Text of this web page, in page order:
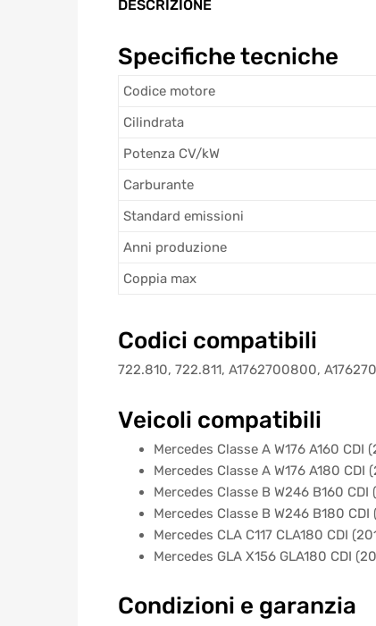
DESCRIZIONE
Specifiche tecniche
Codice motore
Cilindrata
Potenza CV/kW
Carburante
Standard emissioni
Anni produzione
Coppia max
Codici compatibili
722.810, 722.811, A1762700800,
Veicoli compatibili
Mercedes Classe A W176 A160 CDI
Mercedes Classe A W176 A180 CDI
Mercedes Classe B W246 B160 CDI
Mercedes Classe B W246 B180
Mercedes CLA C117 CLA180 CDI
Mercedes GLA X156 GLA180 CDI
Condizioni e garanzia